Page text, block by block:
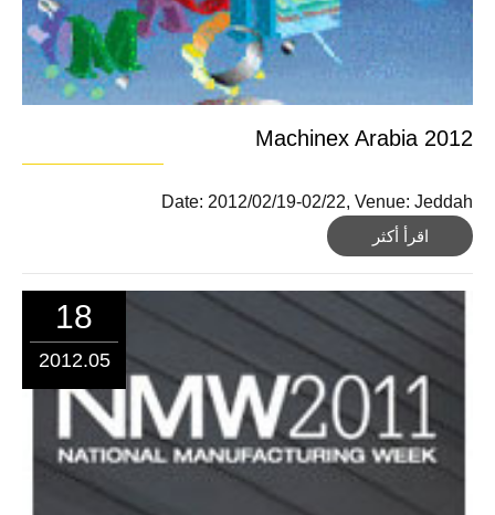
Machinex Arabia 2012
Date: 2012/02/19-02/22, Venue: Jeddah
اقرأ أكثر
18
2012.05